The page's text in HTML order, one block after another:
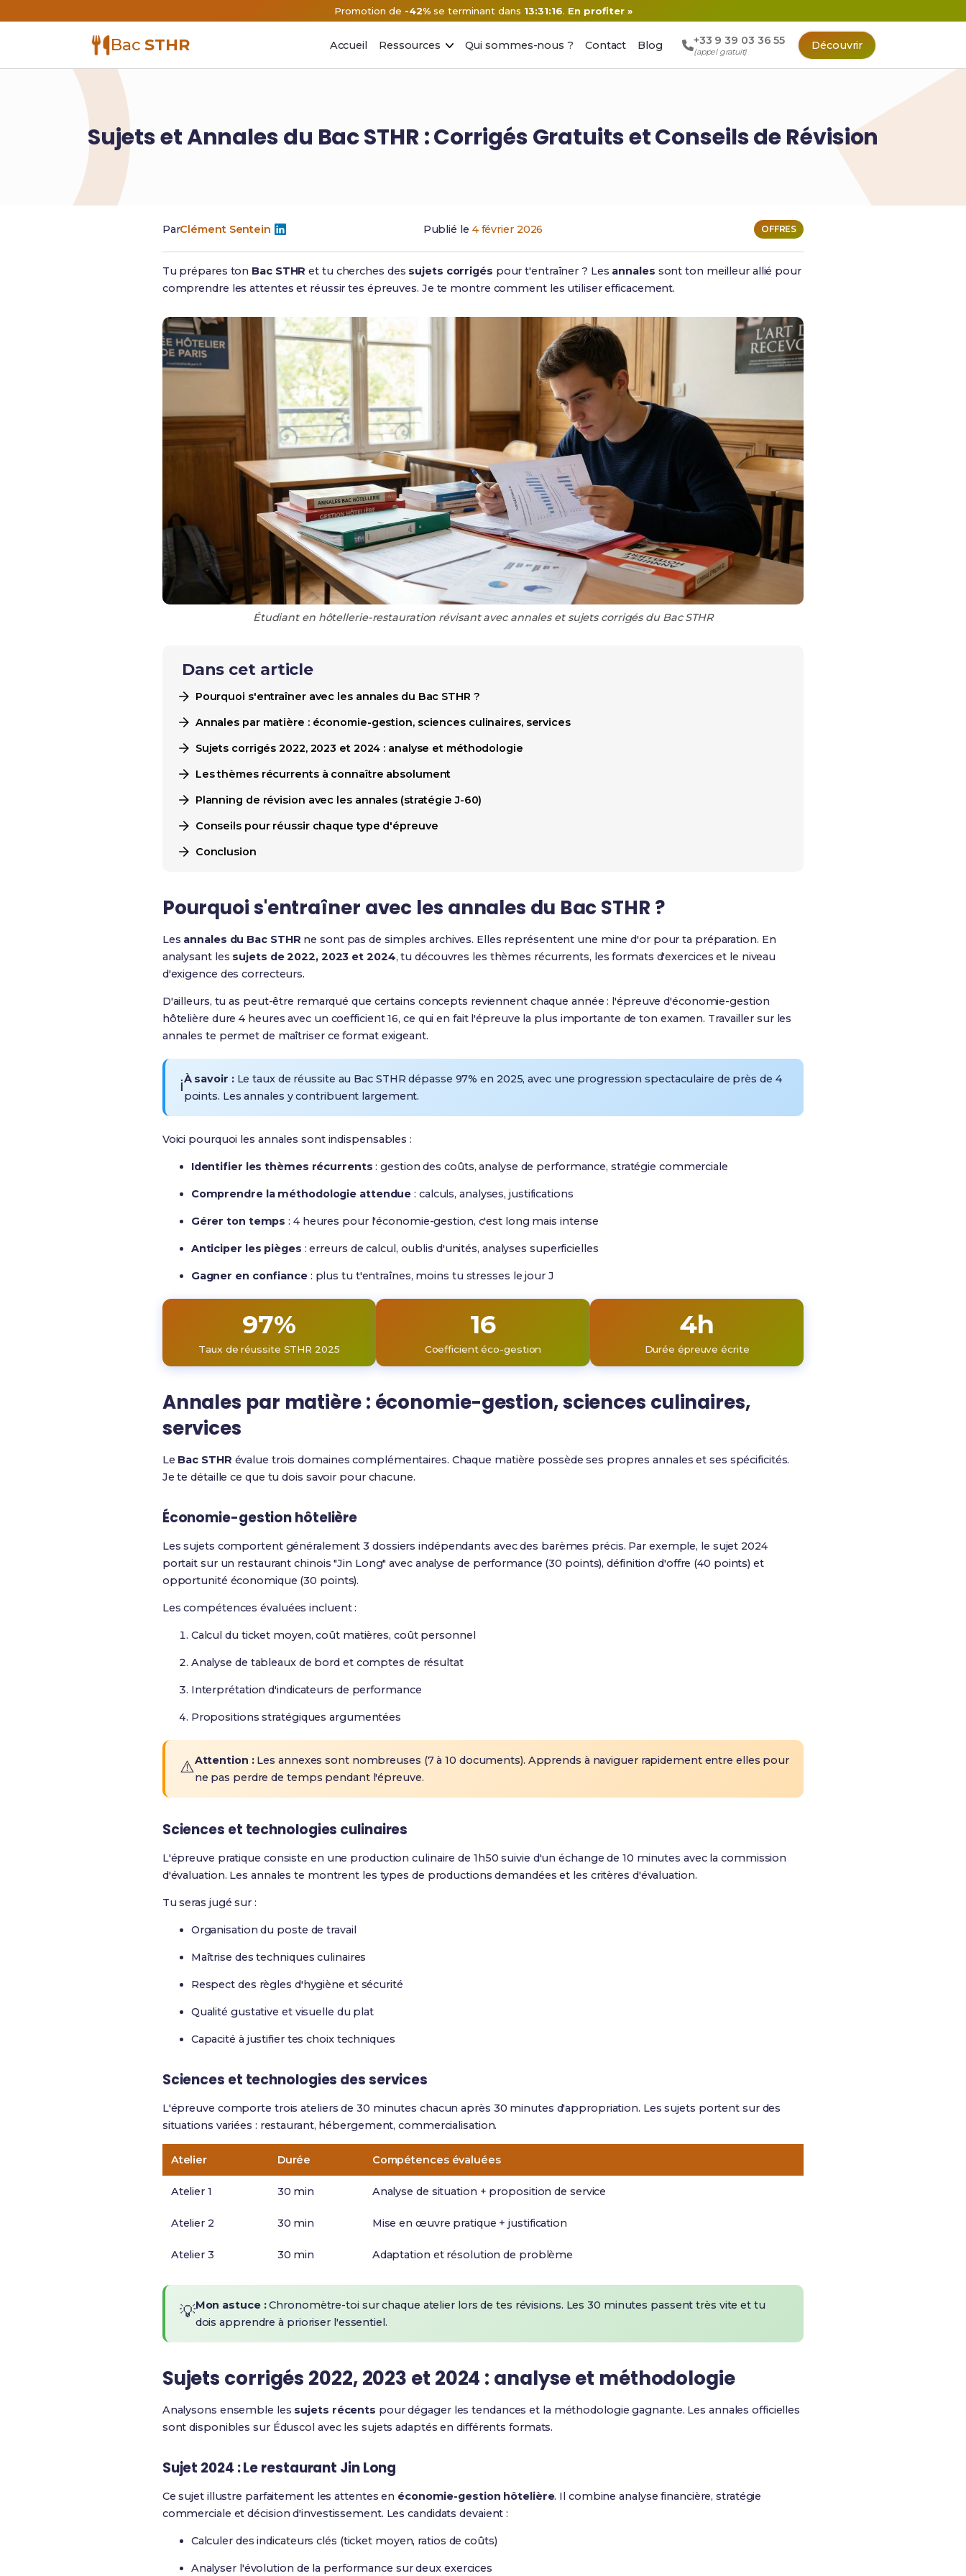
Promotion de -42% se terminant dans 13:31:15. En profiter »
Bac STHR Accueil Ressources Qui sommes-nous ? Contact Blog +33 9 39 03 36 55
(appel gratuit)
Découvrir
Sujets et Annales du Bac STHR : Corrigés Gratuits et Conseils de Révision
ParClément Sentein Publié le 4 février 2026 OFFRES
Tu prépares ton Bac STHR et tu cherches des sujets corrigés pour t'entraîner ? Les annales sont ton meilleur allié pour
comprendre les attentes et réussir tes épreuves. Je te montre comment les utiliser efficacement.
Étudiant en hôtellerie-restauration révisant avec annales et sujets corrigés du Bac STHR
Dans cet article
Pourquoi s'entraîner avec les annales du Bac STHR ?
Annales par matière : économie-gestion, sciences culinaires, services
Sujets corrigés 2022, 2023 et 2024 : analyse et méthodologie
Les thèmes récurrents à connaître absolument
Planning de révision avec les annales (stratégie J-60)
Conseils pour réussir chaque type d'épreuve
Conclusion
Pourquoi s'entraîner avec les annales du Bac STHR ?
Les annales du Bac STHR ne sont pas de simples archives. Elles représentent une mine d'or pour ta préparation. En
analysant les sujets de 2022, 2023 et 2024, tu découvres les thèmes récurrents, les formats d'exercices et le niveau
d'exigence des correcteurs.
D'ailleurs, tu as peut-être remarqué que certains concepts reviennent chaque année : l'épreuve d'économie-gestion
hôtelière dure 4 heures avec un coefficient 16, ce qui en fait l'épreuve la plus importante de ton examen. Travailler sur les
annales te permet de maîtriser ce format exigeant.
ℹ️À savoir : Le taux de réussite au Bac STHR dépasse 97% en 2025, avec une progression spectaculaire de près de 4
points. Les annales y contribuent largement.
Voici pourquoi les annales sont indispensables :
Identifier les thèmes récurrents : gestion des coûts, analyse de performance, stratégie commerciale
Comprendre la méthodologie attendue : calculs, analyses, justifications
Gérer ton temps : 4 heures pour l'économie-gestion, c'est long mais intense
Anticiper les pièges : erreurs de calcul, oublis d'unités, analyses superficielles
Gagner en confiance: plus tu t'entraînes, moins tu stresses le jour J
97%
Taux de réussite STHR 2025
16
Coefficient éco-gestion
4h
Durée épreuve écrite
Annales par matière : économie-gestion, sciences culinaires,
services
Le Bac STHR évalue trois domaines complémentaires. Chaque matière possède ses propres annales et ses spécificités.
Je te détaille ce que tu dois savoir pour chacune.
Économie-gestion hôtelière
Les sujets comportent généralement 3 dossiers indépendants avec des barèmes précis. Par exemple, le sujet 2024
portait sur un restaurant chinois "Jin Long" avec analyse de performance (30 points), définition d'offre (40 points) et
opportunité économique (30 points).
Les compétences évaluées incluent :
Calcul du ticket moyen, coût matières, coût personnel
Analyse de tableaux de bord et comptes de résultat
Interprétation d'indicateurs de performance
Propositions stratégiques argumentées
⚠️Attention :Les annexes sont nombreuses (7 à 10 documents). Apprends à naviguer rapidement entre elles pour
ne pas perdre de temps pendant l'épreuve.
Sciences et technologies culinaires
L'épreuve pratique consiste en une production culinaire de 1h50 suivie d'un échange de 10 minutes avec la commission
d'évaluation. Les annales te montrent les types de productions demandées et les critères d'évaluation.
Tu seras jugé sur :
Organisation du poste de travail
Maîtrise des techniques culinaires
Respect des règles d'hygiène et sécurité
Qualité gustative et visuelle du plat
Capacité à justifier tes choix techniques
Sciences et technologies des services
L'épreuve comporte trois ateliers de 30 minutes chacun après 30 minutes d'appropriation. Les sujets portent sur des
situations variées : restaurant, hébergement, commercialisation.
Atelier Durée Compétences évaluées
Atelier 1 30 min Analyse de situation + proposition de service
Atelier 2 30 min Mise en œuvre pratique + justification
Atelier 3 30 min Adaptation et résolution de problème
💡Mon astuce :Chronomètre-toi sur chaque atelier lors de tes révisions. Les 30 minutes passent très vite et tu
dois apprendre à prioriser l'essentiel.
Sujets corrigés 2022, 2023 et 2024 : analyse et méthodologie
Analysons ensemble les sujets récents pour dégager les tendances et la méthodologie gagnante. Les annales officielles
sont disponibles sur Éduscolavec les sujets adaptés en différents formats.
Sujet 2024 : Le restaurant Jin Long
Ce sujet illustre parfaitement les attentes en économie-gestion hôtelière. Il combine analyse financière, stratégie
commerciale et décision d'investissement. Les candidats devaient :
Calculer des indicateurs clés (ticket moyen, ratios de coûts)
Analyser l'évolution de la performance sur deux exercices